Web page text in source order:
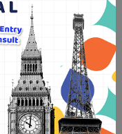
tujuan, biaya
biaya buku serta
dengan standar